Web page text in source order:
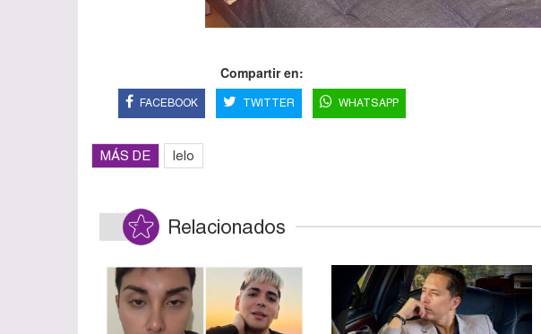
Compartir en:
FACEBOOK TWITTER WHATSAPP
MÁS DE lelo
Relacionados